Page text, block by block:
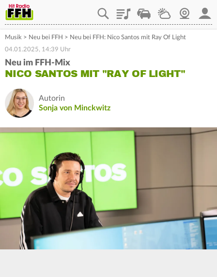
PlaylistStaupilotWetterWebcam
Musik > Neu bei FFH > Neu bei FFH: Nico Santos mit Ray Of Light
04.01.2025, 14:39 Uhr
Neu im FFH-Mix
NICO SANTOS MIT "RAY OF LIGHT"
Autorin
Sonja von Minckwitz